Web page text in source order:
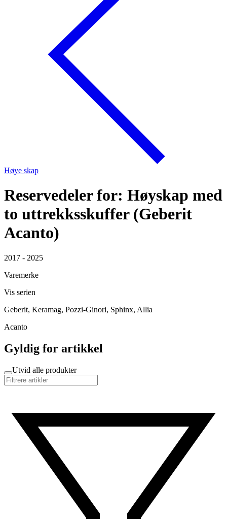
Høye skap
Reservedeler for: Høyskap med
to uttrekksskuffer (Geberit
Acanto)
2017 - 2025
Varemerke
Vis serien
Geberit, Keramag, Pozzi-Ginori, Sphinx, Allia
Acanto
Gyldig for artikkel
Utvid alle produkter